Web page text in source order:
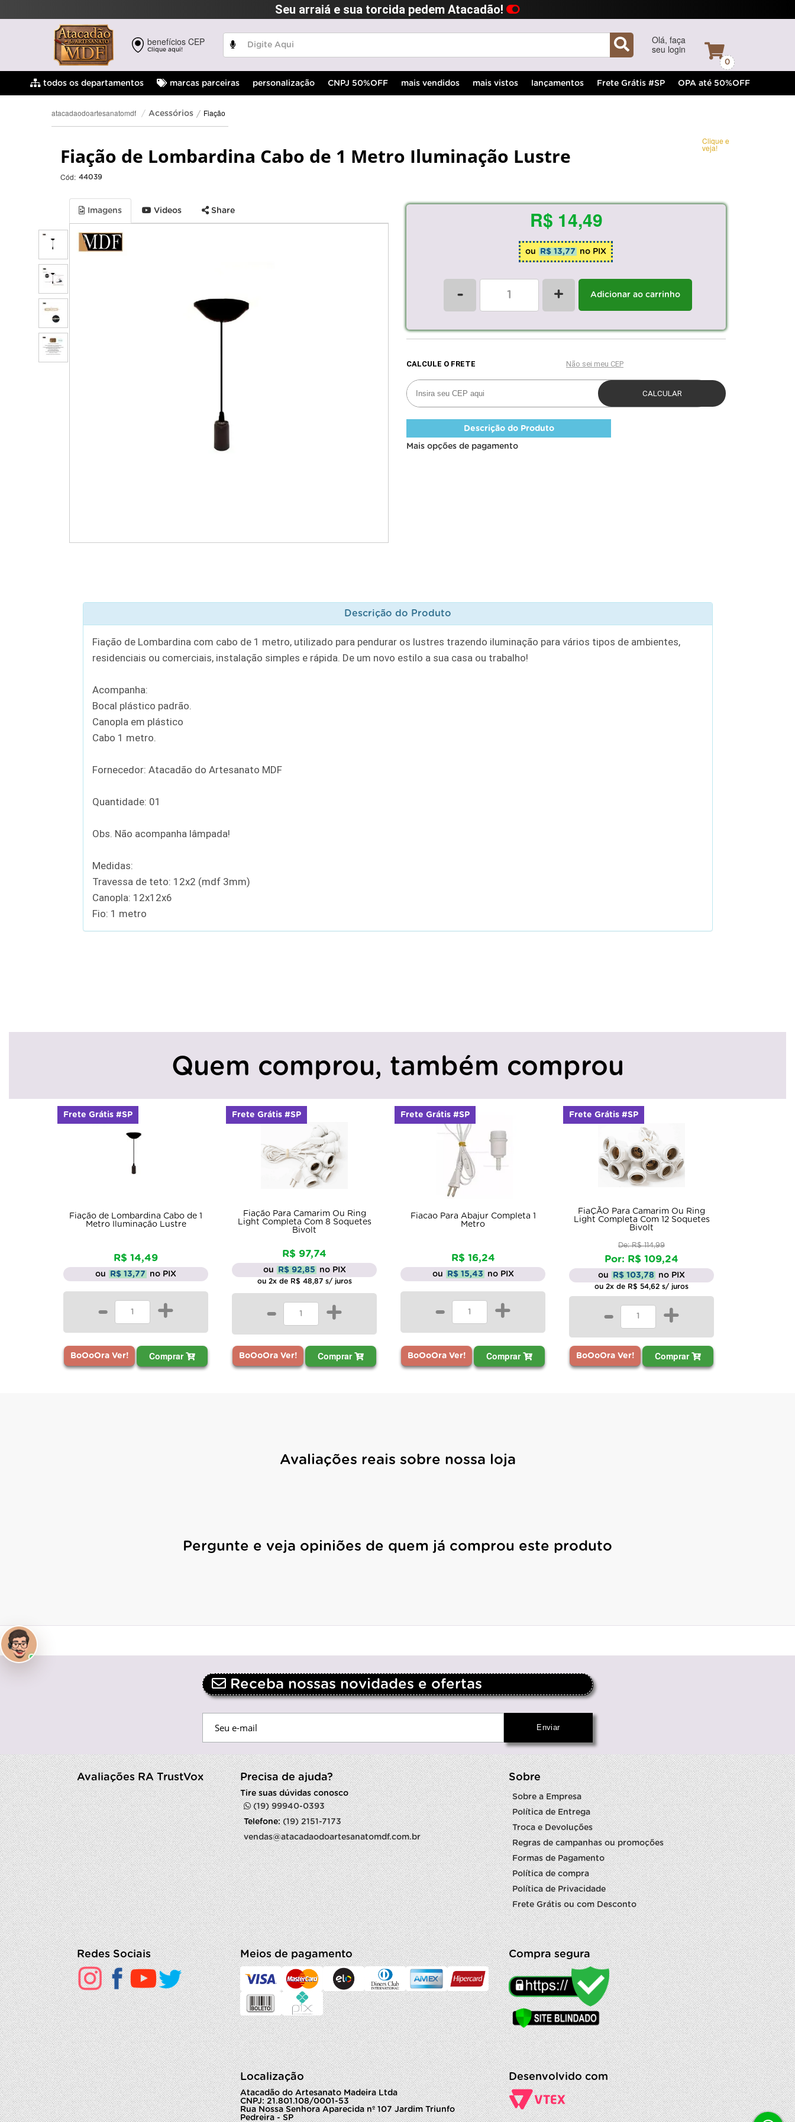
Seu arraiá e sua torcida pedem Atacadão!
benefícios CEP
Clique aqui!
Olá, faça
seu login
0
todos os departamentos marcas parceiras personalização CNPJ 50%OFF mais vendidos mais vistos lançamentos Frete Grátis #SP OPA até 50%OFF
atacadaodoartesanatomdf Acessórios Fiação
Fiação de Lombardina Cabo de 1 Metro Iluminação Lustre
Cód: 44039
Clique e
veja!
Imagens Videos Share R$ 14,49
ou R$ 13,77 no PIX
- + Adicionar ao carrinho
Descrição do Produto
Mais opções de pagamento
Descrição do Produto
Fiação de Lombardina com cabo de 1 metro, utilizado para pendurar os lustres trazendo iluminação para vários tipos de ambientes,
residenciais ou comerciais, instalação simples e rápida. De um novo estilo a sua casa ou trabalho!
Acompanha:
Bocal plástico padrão.
Canopla em plástico
Cabo 1 metro.
Fornecedor: Atacadão do Artesanato MDF
Quantidade: 01
Obs. Não acompanha lâmpada!
Medidas:
Travessa de teto: 12x2 (mdf 3mm)
Canopla: 12x12x6
Fio: 1 metro
Quem comprou, também comprou
Fiação de Lombardina Cabo de 1
Metro Iluminação Lustre
R$ 14,49
ou R$ 13,77 no PIX
- +
BoOoOra Ver! Comprar
Frete Grátis #SP
Fiação Para Camarim Ou Ring
Light Completa Com 8 Soquetes
Bivolt
R$ 97,74
ou R$ 92,85 no PIX
ou 2x de R$ 48,87 s/ juros
- +
BoOoOra Ver! Comprar
Frete Grátis #SP
Fiacao Para Abajur Completa 1
Metro
R$ 16,24
ou R$ 15,43 no PIX
- +
BoOoOra Ver! Comprar
Frete Grátis #SP
FiaÇÃO Para Camarim Ou Ring
Light Completa Com 12 Soquetes
Bivolt
De: R$ 114,99
Por: R$ 109,24
ou R$ 103,78 no PIX
ou 2x de R$ 54,62 s/ juros
- +
BoOoOra Ver! Comprar
Frete Grátis #SP
Avaliações reais sobre nossa loja
Pergunte e veja opiniões de quem já comprou este produto
Receba nossas novidades e ofertas
Avaliações RA TrustVox Precisa de ajuda?
Tire suas dúvidas conosco
(19) 99940-0393
Telefone:(19) 2151-7173
vendas@atacadaodoartesanatomdf.com.br
Sobre
Sobre a Empresa
Política de Entrega
Troca e Devoluções
Regras de campanhas ou promoções
Formas de Pagamento
Política de compra
Política de Privacidade
Frete Grátis ou com Desconto
Redes Sociais Meios de pagamento Compra segura
Localização
Atacadão do Artesanato Madeira Ltda
CNPJ: 21.801.108/0001-53
Rua Nossa Senhora Aparecida nº 107 Jardim Triunfo
Pedreira - SP
Desenvolvido com